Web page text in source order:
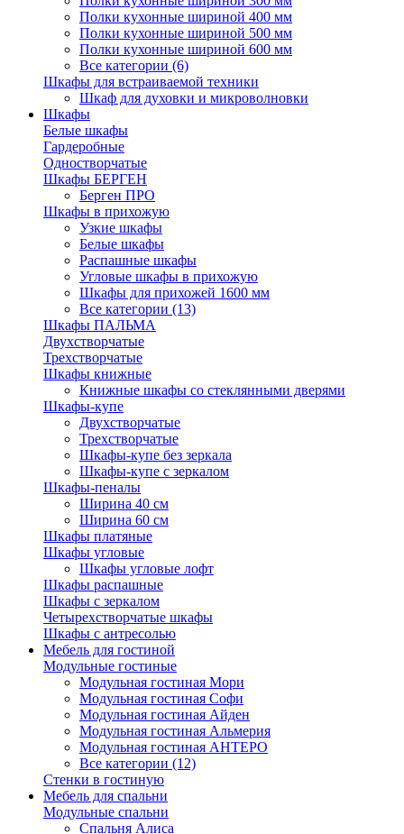
Полки кухонные шириной 400 мм
Полки кухонные шириной 500 мм
Полки кухонные шириной 600 мм
Все категории (6)
Шкафы для встраиваемой техники
Шкаф для духовки и микроволновки
Шкафы
Белые шкафы
Гардеробные
Одностворчатые
Шкафы БЕРГЕН
Берген ПРО
Шкафы в прихожую
Узкие шкафы
Белые шкафы
Распашные шкафы
Угловые шкафы в прихожую
Шкафы для прихожей 1600 мм
Все категории (13)
Шкафы ПАЛЬМА
Двухстворчатые
Трехстворчатые
Шкафы книжные
Книжные шкафы со стеклянными дверями
Шкафы-купе
Двухстворчатые
Трехстворчатые
Шкафы-купе без зеркала
Шкафы-купе с зеркалом
Шкафы-пеналы
Ширина 40 см
Ширина 60 см
Шкафы платяные
Шкафы угловые
Шкафы угловые лофт
Шкафы распашные
Шкафы с зеркалом
Четырехстворчатые шкафы
Шкафы с антресолью
Мебель для гостиной
Модульные гостиные
Модульная гостиная Мори
Модульная гостиная Софи
Модульная гостиная Айден
Модульная гостиная Альмерия
Модульная гостиная АНТЕРО
Все категории (12)
Стенки в гостиную
Мебель для спальни
Модульные спальни
Спальня Алиса